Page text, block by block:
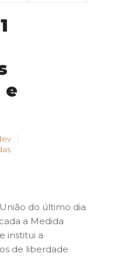
e
do último dia
a Medida
institui a
de liberdade